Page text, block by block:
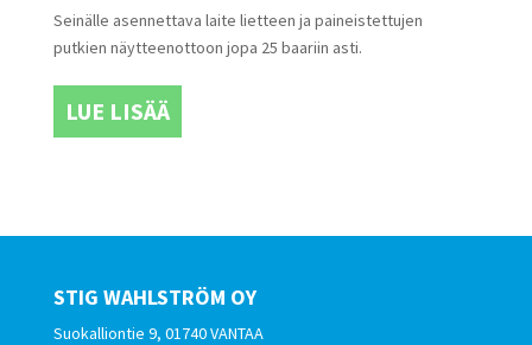
Seinälle asennettava laite lietteen ja paineistettujen
putkien näytteenottoon jopa 25 baariin asti.
LUE LISÄÄ
STIG WAHLSTRÖM OY
Suokalliontie 9, 01740 VANTAA